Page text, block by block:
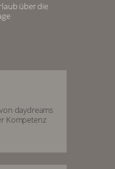
über die
daydreams
Kompetenz